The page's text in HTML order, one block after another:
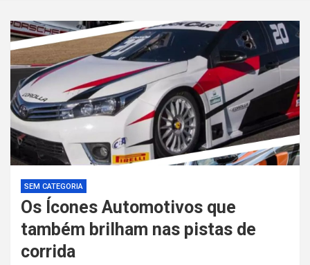
SEM CATEGORIA
Os Ícones Automotivos que
também brilham nas pistas de
corrida